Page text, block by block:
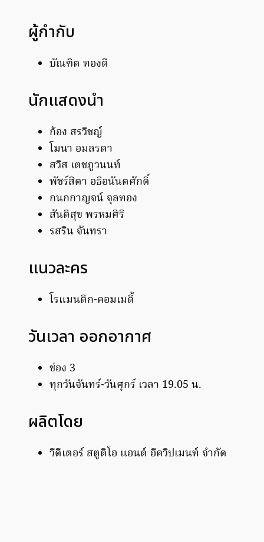
ผู้กำกับ
บัณฑิต ทองดี
นักแสดงนำ
ก้อง สรวิชญ์
โมนา อมลรดา
สวิส เตชภูวนนท์
พัชร์สิตา อธิอนันตศักดิ์
กนกกาญจน์ จุลทอง
สันติสุข พรหมศิริ
รสริน จันทรา
แนวละคร
โรแมนติก-คอมเมดี้
วันเวลา ออกอากาศ
ช่อง 3
ทุกวันจันทร์-วันศุกร์ เวลา 19.05 น.
ผลิตโดย
วีดีเตอร์ สตูดิโอ แอนด์ อีควิปเมนท์ จำกัด